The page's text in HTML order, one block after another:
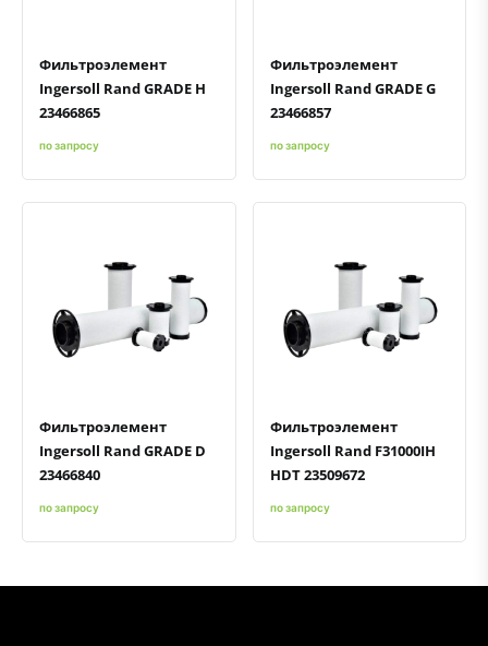
Фильтроэлемент
Ingersoll Rand GRADE H
23466865
по запросу
Фильтроэлемент
Ingersoll Rand GRADE G
23466857
по запросу
Быстрый просмотр
Добавить к сравнению
Добавить в избранное
Фильтроэлемент
Ingersoll Rand GRADE D
23466840
по запросу
Быстрый просмотр
Добавить к сравнению
Добавить в избранное
Фильтроэлемент
Ingersoll Rand F31000IH
HDT 23509672
по запросу